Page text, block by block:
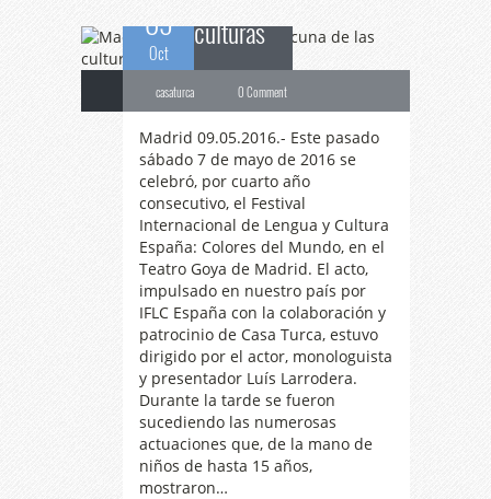
09
Oct
culturas
casaturca 0 Comment
Madrid 09.05.2016.- Este pasado
sábado 7 de mayo de 2016 se
celebró, por cuarto año
consecutivo, el Festival
Internacional de Lengua y Cultura
España: Colores del Mundo, en el
Teatro Goya de Madrid. El acto,
impulsado en nuestro país por
IFLC España con la colaboración y
patrocinio de Casa Turca, estuvo
dirigido por el actor, monologuista
y presentador Luís Larrodera.
Durante la tarde se fueron
sucediendo las numerosas
actuaciones que, de la mano de
niños de hasta 15 años,
mostraron…
CasaTurca celebra